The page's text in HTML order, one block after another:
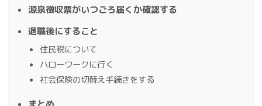
源泉徴収票がいつごろ届くか確認する
退職後にすること
住民税について
ハローワークに行く
社会保険の切替え手続きをする